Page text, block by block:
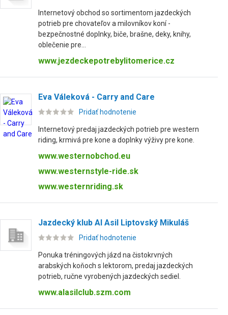
Internetový obchod so sortimentom jazdeckých
potrieb pre chovateľov a milovníkov koní -
bezpečnostné doplnky, biče, brašne, deky, knihy,
oblečenie pre...
www.jezdeckepotrebylitomerice.cz
Eva Váleková - Carry and Care
Pridať hodnotenie
Internetový predaj jazdeckých potrieb pre western
riding, krmivá pre kone a doplnky výživy pre kone.
www.westernobchod.eu
www.westernstyle-ride.sk
www.westernriding.sk
Jazdecký klub Al Asil Liptovský Mikuláš
Pridať hodnotenie
Ponuka tréningových jázd na čistokrvných
arabských koňoch s lektorom, predaj jazdeckých
potrieb, ručne vyrobených jazdeckých sediel.
www.alasilclub.szm.com